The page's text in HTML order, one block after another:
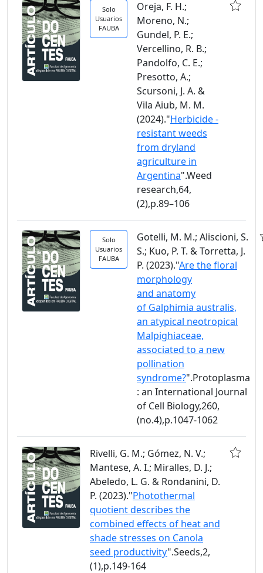
Solo
Usuarios
FAUBA
Oreja, F. H.;
Moreno, N.;
Gundel, P. E.;
Vercellino, R. B.;
Pandolfo, C. E.;
Presotto, A.;
Scursoni, J. A. &
Vila Aiub, M. M.
(2024)."Herbicide -
resistant weeds
from dryland
agriculture in
Argentina".Weed
research,64,
(2),p.89–106
Solo
Usuarios
FAUBA
Gotelli, M. M.; Aliscioni, S.
S.; Kuo, P. T. & Torretta, J.
P. (2023)."Are the floral
morphology
and anatomy
of Galphimia australis,
an atypical neotropical
Malpighiaceae,
associated to a new
pollination
syndrome?".Protoplasma
: an International Journal
of Cell Biology,260,
(no.4),p.1047-1062
Rivelli, G. M.; Gómez, N. V.;
Mantese, A. I.; Miralles, D. J.;
Abeledo, L. G. & Rondanini, D.
P. (2023)."Photothermal
quotient describes the
combined effects of heat and
shade stresses on Canola
seed productivity".Seeds,2,
(1),p.149-164